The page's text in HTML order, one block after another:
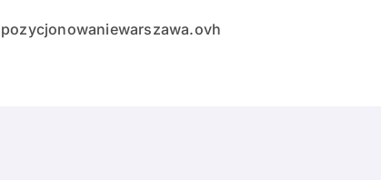
pozycjonowaniewarszawa.ovh